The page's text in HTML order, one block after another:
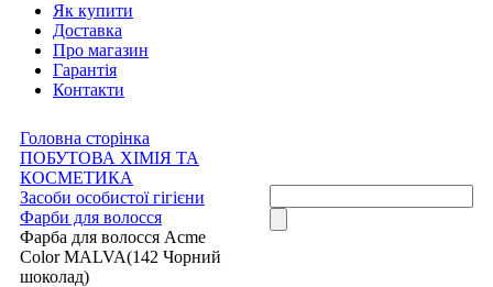
Як купити
Доставка
Про магазин
Гарантія
Контакти
Головна сторінка
ПОБУТОВА ХІМІЯ ТА
КОСМЕТИКА
Засоби особистої гігієни
Фарби для волосся
Фарба для волосся Acme
Color MALVA(142 Чорний
шоколад)